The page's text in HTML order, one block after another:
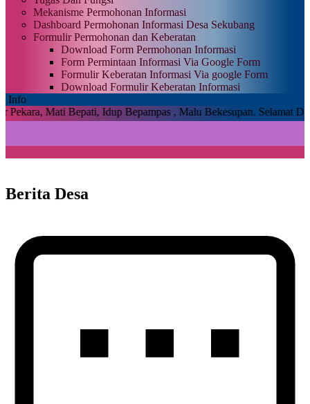
Mekanisme Permohonan Informasi
Dashboard Permohonan Informasi Desa Sekubang
Formulir Permohonan dan Keberatan
Download Form Permohonan Informasi
Form Permintaan Informasi Via Google Form
Formulir Keberatan Informasi Via google Form
Download Formulir Keberatan Informasi
Info
Idup Bepampas , Malu Bekesupan.Selamat Datang Di
Berita Desa